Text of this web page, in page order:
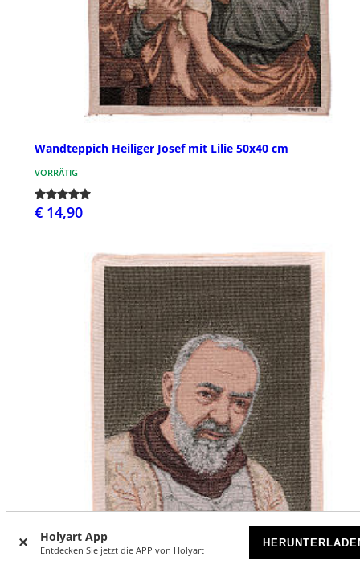
Holyart App
Entdecken Sie jetzt die APP von Holyart
Wandteppich Heiliger Josef mit Lilie 50x40 cm
VORRÄTIG
€ 14,90